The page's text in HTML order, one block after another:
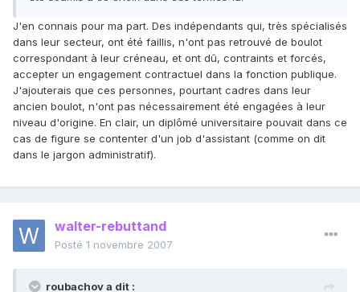
J'en connais pour ma part. Des indépendants qui, très spécialisés
dans leur secteur, ont été faillis, n'ont pas retrouvé de boulot
correspondant à leur créneau, et ont dû, contraints et forcés,
accepter un engagement contractuel dans la fonction publique.
J'ajouterais que ces personnes, pourtant cadres dans leur
ancien boulot, n'ont pas nécessairement été engagées à leur
niveau d'origine. En clair, un diplômé universitaire pouvait dans ce
cas de figure se contenter d'un job d'assistant (comme on dit
dans le jargon administratif).
walter-rebuttand
Posté 1 novembre 2007
roubachov a dit :